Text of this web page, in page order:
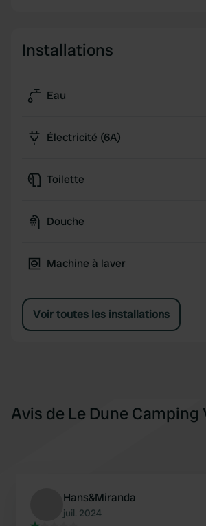
Installations
Eau
Électricité (6A)
Toilette
Douche
Machine à laver
Voir toutes les installations
Avis de Le Dune Camping
Hans&Miranda
juil. 2024